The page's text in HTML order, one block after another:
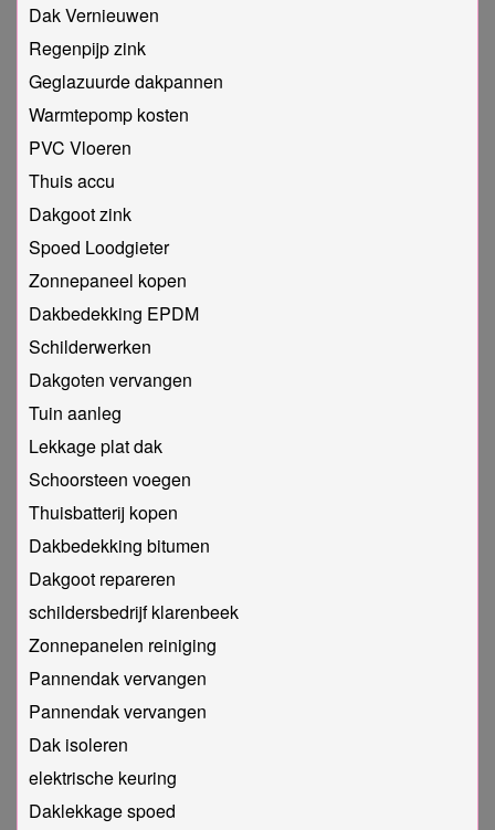
Dak Vernieuwen
Regenpijp zink
Geglazuurde dakpannen
Warmtepomp kosten
PVC Vloeren
Thuis accu
Dakgoot zink
Spoed Loodgieter
Zonnepaneel kopen
Dakbedekking EPDM
Schilderwerken
Dakgoten vervangen
Tuin aanleg
Lekkage plat dak
Schoorsteen voegen
Thuisbatterij kopen
Dakbedekking bitumen
Dakgoot repareren
schildersbedrijf klarenbeek
Zonnepanelen reiniging
Pannendak vervangen
Pannendak vervangen
Dak isoleren
elektrische keuring
Daklekkage spoed